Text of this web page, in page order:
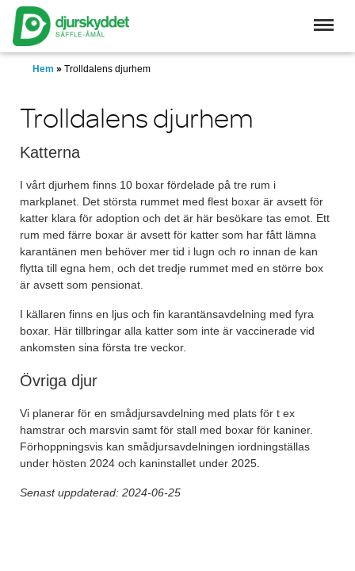
Skip
main
contentHem » Trolldalens djurhem
Trolldalens djurhem
Katterna
I vårt djurhem finns 10 boxar fördelade på tre rum i
markplanet. Det största rummet med flest boxar är avsett för
katter klara för adoption och det är här besökare tas emot. Ett
rum med färre boxar är avsett för katter som har fått lämna
karantänen men behöver mer tid i lugn och ro innan de kan
flytta till egna hem, och det tredje rummet med en större box
är avsett som pensionat.
I källaren finns en ljus och fin karantänsavdelning med fyra
boxar. Här tillbringar alla katter som inte är vaccinerade vid
ankomsten sina första tre veckor.
Övriga djur
Vi planerar för en smådjursavdelning med plats för t ex
hamstrar och marsvin samt för stall med boxar för kaniner.
Förhoppningsvis kan smådjursavdelningen iordningställas
under hösten 2024 och kaninstallet under 2025.
Senast uppdaterad: 2024-06-25